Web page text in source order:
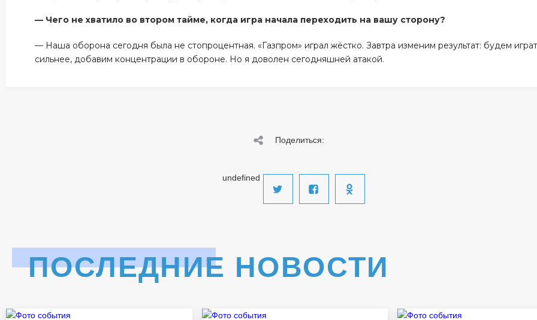
— Чего не хватило во втором тайме, когда игра начала переходить на вашу сторону?
— Наша оборона сегодня была не стопроцентная. «Газпром» играл жёстко. Завтра изменим результат: будем
сильнее, добавим концентрации в обороне. Но я доволен сегодняшней атакой.
Поделиться:
undefined
ПОСЛЕДНИЕ НОВОСТИ